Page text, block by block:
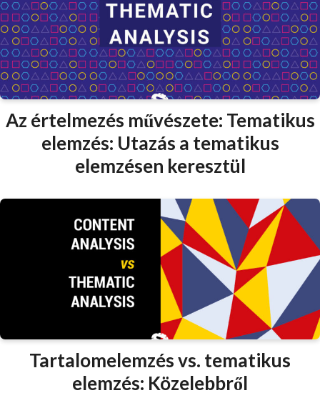
Az értelmezés művészete: Tematikus
elemzés: Utazás a tematikus
elemzésen keresztül
Tartalomelemzés vs. tematikus
elemzés: Közelebbről